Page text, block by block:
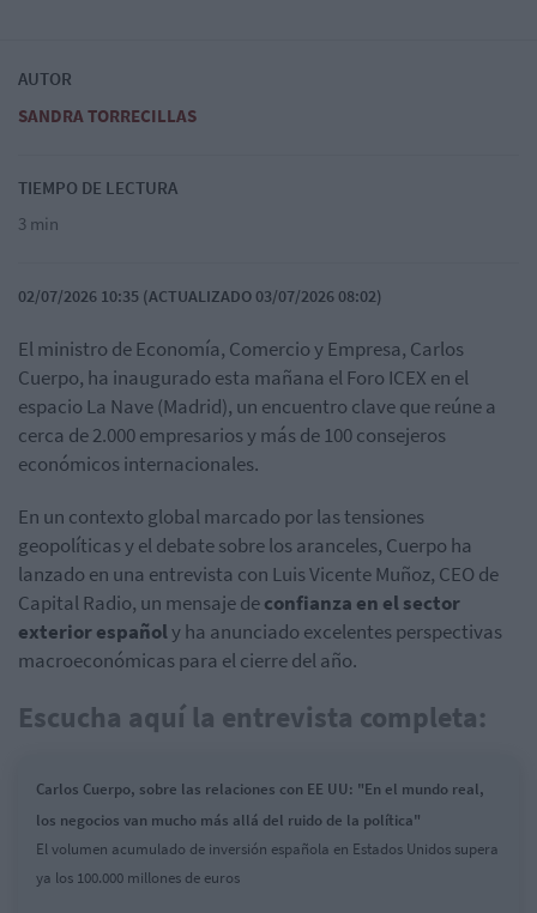
AUTOR
SANDRA TORRECILLAS
TIEMPO DE LECTURA
3 min
02/07/2026 10:35 (ACTUALIZADO 03/07/2026 08:02)
El ministro de Economía, Comercio y Empresa, Carlos
Cuerpo, ha inaugurado esta mañana el Foro ICEX en el
espacio La Nave (Madrid), un encuentro clave que reúne a
cerca de 2.000 empresarios y más de 100 consejeros
económicos internacionales.
En un contexto global marcado por las tensiones
geopolíticas y el debate sobre los aranceles, Cuerpo ha
lanzado en una entrevista con Luis Vicente Muñoz, CEO de
Capital Radio, un mensaje deconfianza en el sector
exterior españoly ha anunciado excelentes perspectivas
macroeconómicas para el cierre del año.
Escucha aquí la entrevista completa:
Carlos Cuerpo, sobre las relaciones con EE UU: "En el mundo real,
los negocios van mucho más allá del ruido de la política"
El volumen acumulado de inversión española en Estados Unidos supera
ya los 100.000 millones de euros